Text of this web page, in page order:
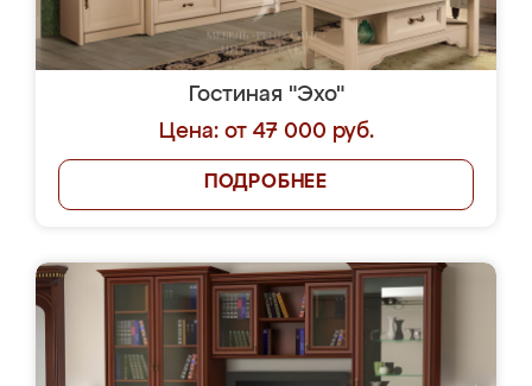
Гостиная "Эхо"
Цена: от 47 000 руб.
ПОДРОБНЕЕ